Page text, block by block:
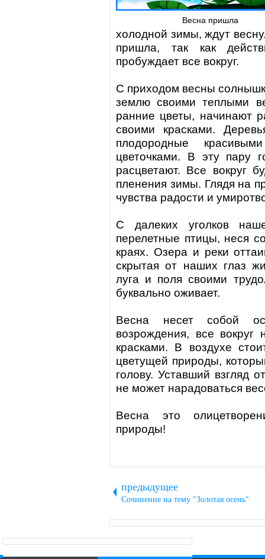
Весна пришла
холодной зимы, ждут
пришла, так как
пробуждает все вокруг.
С приходом весны
землю своими теплыми
ранние цветы, начинают
своими красками.
плодородные
цветочками. В эту пару
расцветают. Все вокруг
пленения зимы. Глядя на
чувства радости и
С далеких уголков
перелетные птицы, неся
краях. Озера и реки
скрытая от наших глаз
луга и поля своими
буквально оживает.
Весна несет собой
возрождения, все вокруг
красками. В воздухе
цветущей природы,
голову. Уставший взгляд
не может нарадоваться
Весна это
природы!
предыдущее
Сочинение на тему "Золотая осень"